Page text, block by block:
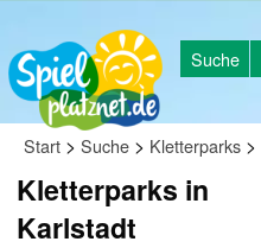
Suche
Start > Suche > Kletterparks >
Kletterparks in
Karlstadt